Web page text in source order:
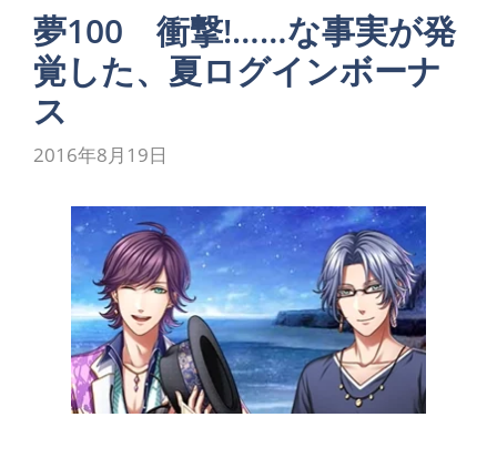
夢100 衝撃!……な事実が発
覚した、夏ログインボーナ
ス
2016年8月19日